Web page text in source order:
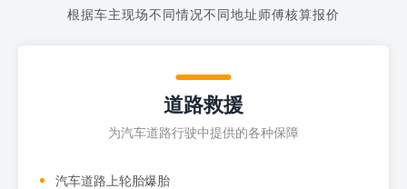
根据车主现场不同情况不同地址师傅核算报价
道路救援
为汽车道路行驶中提供的各种保障
汽车道路上轮胎爆胎